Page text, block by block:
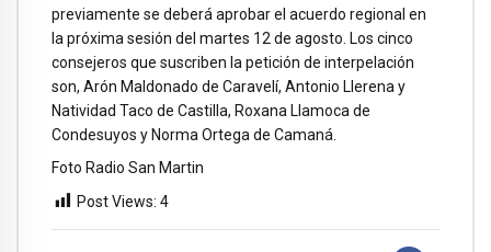
previamente se deberá aprobar el acuerdo regional en
la próxima sesión del martes 12 de agosto. Los cinco
consejeros que suscriben la petición de interpelación
son, Arón Maldonado de Caravelí, Antonio Llerena y
Natividad Taco de Castilla, Roxana Llamoca de
Condesuyos y Norma Ortega de Camaná.
Foto Radio San Martin
Post Views: 4